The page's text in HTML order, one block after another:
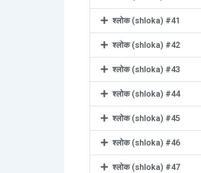
श्लोक (shloka) #41
श्लोक (shloka) #42
श्लोक (shloka) #43
श्लोक (shloka) #44
श्लोक (shloka) #45
श्लोक (shloka) #46
श्लोक (shloka) #47